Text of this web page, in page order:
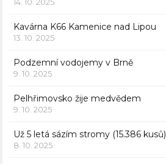
14. 10. 2025
Kavárna K66 Kamenice nad Lipou
13. 10. 2025
Podzemní vodojemy v Brně
9. 10. 2025
Pelhřimovsko žije medvědem
9. 10. 2025
Už 5 letá sázím stromy (15.386 kusů)
8. 10. 2025